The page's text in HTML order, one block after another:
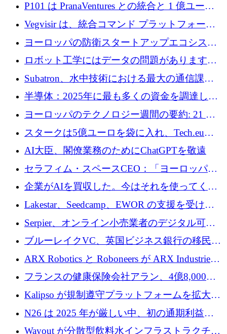
P101 は PranaVentures との統合と 1 億ユーロ
のファンドによりシード投資に拡大
Vegvisir は、統合コマンド プラットフォーム
を通じて関連する無人システムを接続するた
めの資金を調達します
ヨーロッパの防衛スタートアップエコシステ
ムとなったハッカソン
ロボット工学にはデータの問題があります。
Macrodata Labs はそれを解決したいと考えて
Subatron、水中技術における最大の通信課題
の 1 つに取り組むために 16 万 2,000 ユーロを
半導体：2025年に最も多くの資金を調達した
10社
ヨーロッパのテクノロジー週間の要約: 21 億
ユーロの取引と Tech.eu Funding Explorer
スタークは5億ユーロを袋に入れ、Tech.eu
Funding Explorerの立ち上げ、そしてルクセン
ブルクの大きな野望
AI大臣、閣僚業務のためにChatGPTを敬遠
セラフィム・スペースCEO：「ヨーロッパは
追いつきつつある」
企業がAIを買収した。今はそれを使ってくれ
る人々が必要です
Lakestar、Seedcamp、EWOR の支援を受け、
SE3 が自律システム用の空間 AI プラットフォ
ームを発表
Serpier、オンライン小売業者のデジタル可視
性向上を支援するために 140 万ユーロを調達
ブルーレイクVC、英国ビジネス銀行の移民主
導スタートアップ支援で初のファンド獲得に
ARX Robotics と Roboneers が ARX Industries
を設立し、無人地上車両の生産を拡大
フランスの健康保険会社アラン、4億8,000万
ユーロの資金調達ラウンドで合意
Kalipso が規制遵守プラットフォームを拡大す
るために 320 万ドルを調達
N26 は 2025 年が厳しい中、初の通期利益を
達成
Wayout が分散型飲料水インフラストラクチャ